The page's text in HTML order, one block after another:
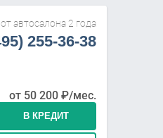
автосалона 2 года
255-36-38
от 50 200₽/мес.
В КРЕДИТ